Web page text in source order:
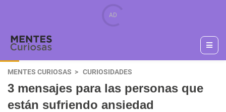
MENTES CURIOSAS CURIOSIDADES
3 mensajes para las personas que
están sufriendo ansiedad